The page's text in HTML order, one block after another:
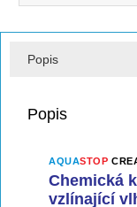
Popis
Popis
AQUASTOP
Chemická
vzlínající